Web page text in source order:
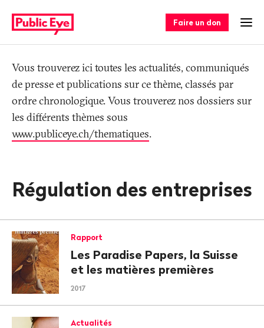
sur
publiceye.ch
rapide
Faire un don
TagVous trouverez ici toutes les actualités, communiqués
de presse et publications sur ce thème, classés par
ordre chronologique. Vous trouverez nos dossiers sur
les différents thèmes sous
www.publiceye.ch/thematiques.
Régulation des entreprises
Rapport
Les Paradise Papers, la Suisse
et les matières premières
2017
Actualités